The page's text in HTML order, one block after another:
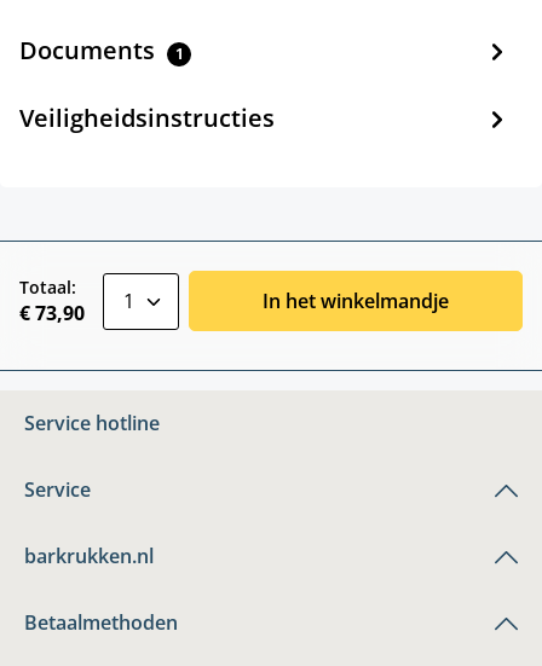
Documents 1
Veiligheidsinstructies
Totaal:
€ 73,90 In het winkelmandje
Service hotline
Service
barkrukken.nl
Betaalmethoden